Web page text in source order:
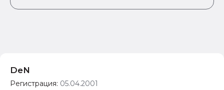
DeN
Регистрация: 05.04.2001